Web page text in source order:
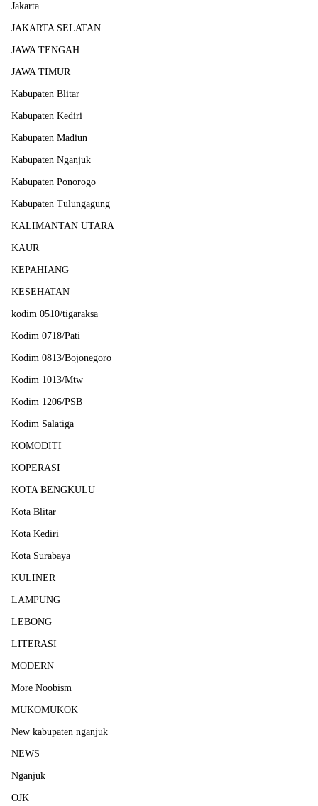
Jakarta
JAKARTA SELATAN
JAWA TENGAH
JAWA TIMUR
Kabupaten Blitar
Kabupaten Kediri
Kabupaten Madiun
Kabupaten Nganjuk
Kabupaten Ponorogo
Kabupaten Tulungagung
KALIMANTAN UTARA
KAUR
KEPAHIANG
KESEHATAN
kodim 0510/tigaraksa
Kodim 0718/Pati
Kodim 0813/Bojonegoro
Kodim 1013/Mtw
Kodim 1206/PSB
Kodim Salatiga
KOMODITI
KOPERASI
KOTA BENGKULU
Kota Blitar
Kota Kediri
Kota Surabaya
KULINER
LAMPUNG
LEBONG
LITERASI
MODERN
More Noobism
MUKOMUKOK
New kabupaten nganjuk
NEWS
Nganjuk
OJK